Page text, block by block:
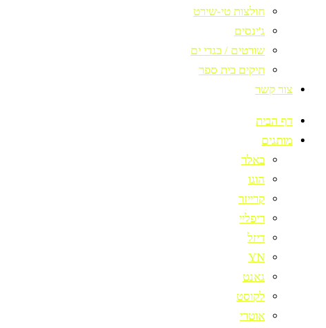
חולצות טי-שירט
ג'ינסים
שורטים / בגדי ים
תיקים בית ספר
צור קשר
דף הבית
מותגים
באלר
הוגו
קרייזר
ריפליי
דיזל
YN
גאנט
לקוסט
אוטרי